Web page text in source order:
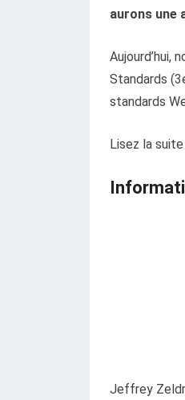
aurons une
Aujourd’hui,
Standards
standards
Lisez la
Jeffrey